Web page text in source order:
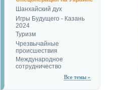
Шанхайский дух
Игры Будущего - Казань
2024
Туризм
Чрезвычайные
происшествия
Международное
сотрудничество
Все темы »